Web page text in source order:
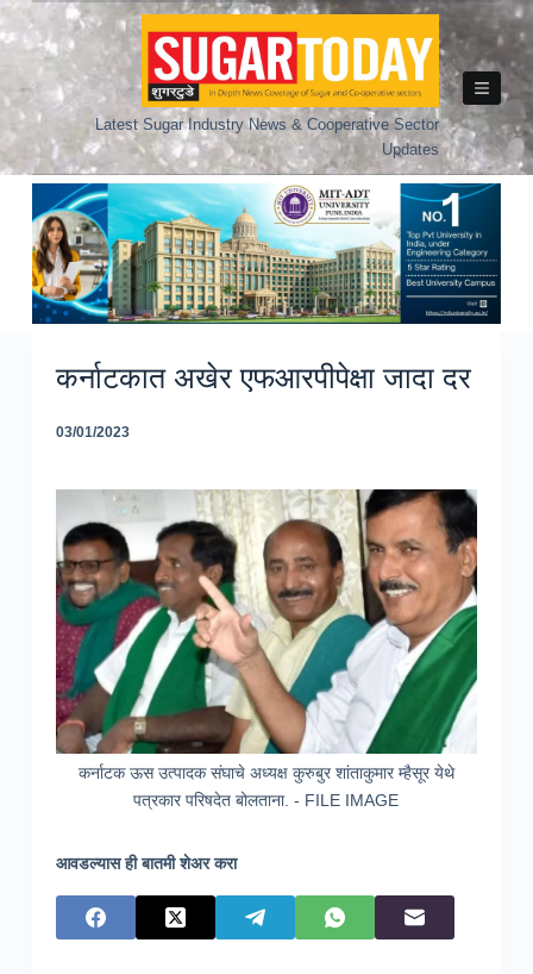
Skip
to
Latest Sugar Industry News & Cooperative Sector
Updates
कर्नाटकात अखेर एफआरपीपेक्षा जादा दर
03/01/2023
कर्नाटक ऊस उत्पादक संघाचे अध्यक्ष कुरुबुर शांताकुमार म्हैसूर येथे
पत्रकार परिषदेत बोलताना. - FILE IMAGE
आवडल्यास ही बातमी शेअर करा